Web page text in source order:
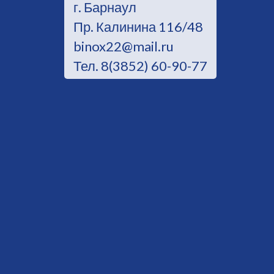
г. Барнаул
Пр. Калинина 116/48
binox22@mail.ru
Тел. 8(3852) 60-90-77